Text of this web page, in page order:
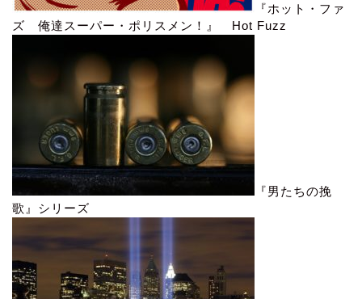
『ホット・ファ
ズ 俺達スーパー・ポリスメン！』 Hot Fuzz
『男たちの挽
歌』シリーズ